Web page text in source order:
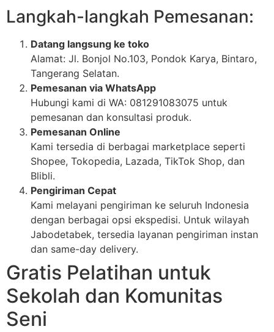
Langkah-langkah Pemesanan:
Datang langsung ke toko
Alamat: Jl. Bonjol No.103, Pondok Karya, Bintaro,
Tangerang Selatan.
Pemesanan via WhatsApp
Hubungi kami di WA: 081291083075 untuk
pemesanan dan konsultasi produk.
Pemesanan Online
Kami tersedia di berbagai marketplace seperti
Shopee, Tokopedia, Lazada, TikTok Shop, dan
Blibli.
Pengiriman Cepat
Kami melayani pengiriman ke seluruh Indonesia
dengan berbagai opsi ekspedisi. Untuk wilayah
Jabodetabek, tersedia layanan pengiriman instan
dan same-day delivery.
Gratis Pelatihan untuk
Sekolah dan Komunitas
Seni